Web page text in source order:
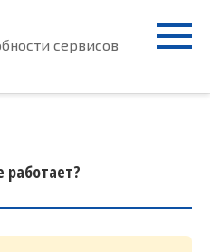
сервисов
работает?